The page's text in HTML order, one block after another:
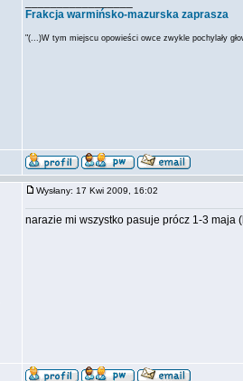
Frakcja warmińsko-mazurska zaprasza
"(...)W tym miejscu opowieści owce zwykle pochylały
Wysłany: 17 Kwi 2009, 16:02
narazie mi wszystko pasuje prócz 1-3